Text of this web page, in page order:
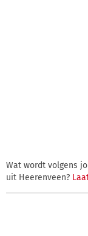
Wat wordt volgens
uit Heerenveen?